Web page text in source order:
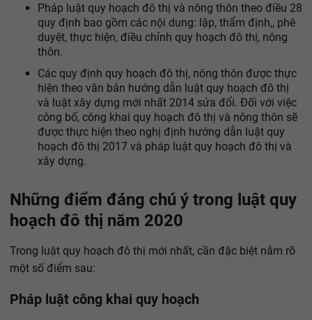
Pháp luật quy hoạch đô thị và nông thôn theo điều 28
quy định bao gồm các nội dung: lập, thẩm định,, phê
duyệt, thực hiện, điều chỉnh quy hoạch đô thị, nông
thôn.
Các quy định quy hoạch đô thị, nông thôn được thực
hiện theo văn bản hướng dẫn luật quy hoạch đô thị
và luật xây dựng mới nhất 2014 sửa đổi. Đối với việc
công bố, công khai quy hoạch đô thị và nông thôn sẽ
được thực hiện theo nghị định hướng dẫn luật quy
hoạch đô thị 2017 và pháp luật quy hoạch đô thị và
xây dựng.
Những điểm đáng chú ý trong luật quy
hoạch đô thị năm 2020
Trong luật quy hoạch đô thị mới nhất, cần đặc biệt nắm rõ
một số điểm sau:
Pháp luật công khai quy hoạch